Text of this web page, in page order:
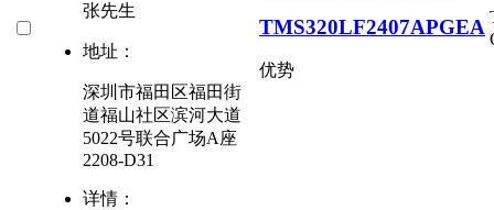
张先生
地址：
深圳市福田区福田街
道福山社区滨河大道
5022号联合广场A座
2208-D31
详情：
TMS320LF2407APGEA
优势